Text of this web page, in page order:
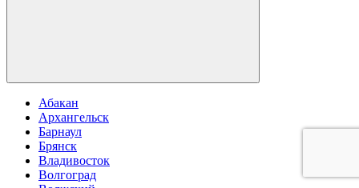
Абакан
Архангельск
Барнаул
Брянск
Владивосток
Волгоград